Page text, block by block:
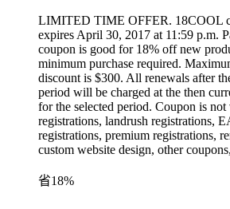
LIMITED TIME OFFER. 18COOL
expires April 30, 2017 at 11:59 p.m.
coupon is good for 18% off new
minimum purchase required.
discount is $300. All renewals after
period will be charged at the then
for the selected period. Coupon is
registrations, landrush registrations,
registrations, premium registrations,
custom website design, other
省18%